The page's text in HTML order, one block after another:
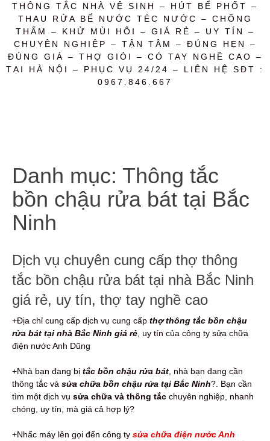
THÔNG TẮC NHÀ VỆ SINH – HÚT BỂ PHỐT –
THAU RỬA BỂ NƯỚC TÉC NƯỚC – CHỐNG
THẤM – KHỬ MÙI HÔI – GIÁ RẺ – UY TÍN –
CHUYÊN NGHIỆP – TẬN TÂM – ĐÚNG HẸN –
ĐÚNG GIÁ – THỢ GIỎI – CÓ TAY NGHỀ CAO –
TẠI HÀ NỘI – PHỤC VỤ 24/24 – LIÊN HỆ SĐT :
0967.846.667
Danh mục: Thông tắc
bồn chậu rửa bát tại Bắc
Ninh
Dịch vụ chuyên cung cấp thợ thông
tắc bồn chậu rửa bát tại nhà Bắc Ninh
giá rẻ, uy tín, thợ tay nghề cao
+Địa chỉ cung cấp dịch vụ cung cấp thợ thông tắc bồn chậu
rửa bát tại nhà Bắc Ninh giá rẻ , uy tín của công ty sửa chữa
điện nước Anh Dũng
+Nhà bạn đang bị tắc bồn chậu rửa bát , nhà bạn đang cần
thông tắc và sửa chữa bồn chậu rửa tại Bắc Ninh?. Bạn cần
tìm một dịch vụ sửa chữa và thông tắc chuyên nghiệp, nhanh
chóng, uy tín, mà giá cả hợp lý?
+Nhấc máy lên gọi đến công ty sửa chữa điện nước Anh